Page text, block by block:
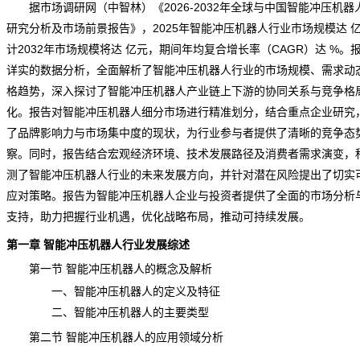
据市场调研网（中智林）《2026-2032年全球与中国智能冲压机器
研究分析及市场前景报告》，2025年智能冲压机器人行业市场规模达
计2032年市场规模将达 亿元，期间年均复合增长率（CAGR）达 %。
详实的数据分析，全面解析了智能冲压机器人行业的市场规模、需求动
格趋势，深入探讨了智能冲压机器人产业链上下游的协同关系与竞争格
化。报告对智能冲压机器人细分市场进行精准划分，结合重点企业研究
了品牌影响力与市场集中度的现状，为行业参与者提供了清晰的竞争态
察。同时，报告结合宏观经济环境、技术发展路径及消费者需求演变，
测了智能冲压机器人行业的未来发展方向，并针对潜在风险提出了切实
应对策略。报告为智能冲压机器人企业与投资者提供了全面的市场分析
支持，助力把握行业机遇，优化战略布局，推动可持续发展。
第一章 智能冲压机器人行业发展综述
第一节 智能冲压机器人的概念及解析
一、智能冲压机器人的定义及特征
二、智能冲压机器人的主要类型
第二节 智能冲压机器人的应用领域分析